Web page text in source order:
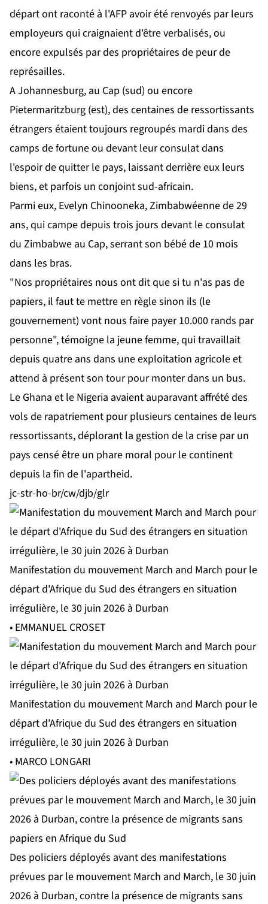
départ ont raconté à l'AFP avoir été renvoyés par leurs
employeurs qui craignaient d'être verbalisés, ou
encore expulsés par des propriétaires de peur de
représailles.
A Johannesburg, au Cap (sud) ou encore
Pietermaritzburg (est), des centaines de ressortissants
étrangers étaient toujours regroupés mardi dans des
camps de fortune ou devant leur consulat dans
l'espoir de quitter le pays, laissant derrière eux leurs
biens, et parfois un conjoint sud-africain.
Parmi eux, Evelyn Chinooneka, Zimbabwéenne de 29
ans, qui campe depuis trois jours devant le consulat
du Zimbabwe au Cap, serrant son bébé de 10 mois
dans les bras.
"Nos propriétaires nous ont dit que si tu n'as pas de
papiers, il faut te mettre en règle sinon ils (le
gouvernement) vont nous faire payer 10.000 rands par
personne", témoigne la jeune femme, qui travaillait
depuis quatre ans dans une exploitation agricole et
attend à présent son tour pour monter dans un bus.
Le Ghana et le Nigeria avaient auparavant affrété des
vols de rapatriement pour plusieurs centaines de leurs
ressortissants, déplorant la gestion de la crise par un
pays censé être un phare moral pour le continent
depuis la fin de l'apartheid.
jc-str-ho-br/cw/djb/glr
Manifestation du mouvement March and March pour le
départ d'Afrique du Sud des étrangers en situation
irrégulière, le 30 juin 2026 à Durban
• EMMANUEL CROSET
Manifestation du mouvement March and March pour le
départ d'Afrique du Sud des étrangers en situation
irrégulière, le 30 juin 2026 à Durban
• MARCO LONGARI
Des policiers déployés avant des manifestations
prévues par le mouvement March and March, le 30 juin
2026 à Durban, contre la présence de migrants sans